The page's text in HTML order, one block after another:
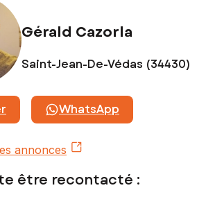
081
Gérald Cazorla
Saint-Jean-De-Védas (34430)
WhatsApp
annonces
être recontacté :